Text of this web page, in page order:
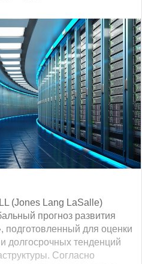
(Jones Lang LaSalle)
прогноз развития
подготовленный для оценки
долгосрочных тенденций
Согласно